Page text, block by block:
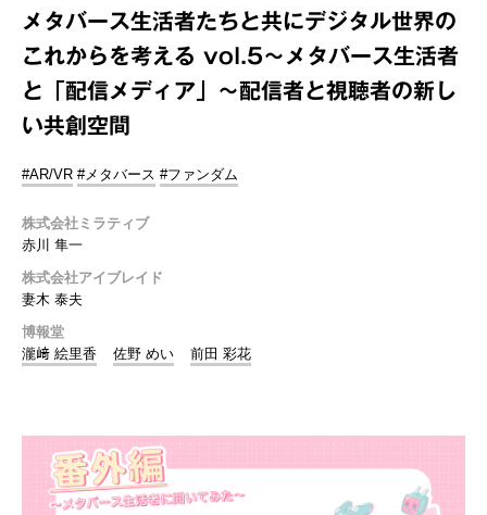
メタバース生活者たちと共にデジタル世界の
これからを考える vol.5～メタバース生活者
と「配信メディア」～配信者と視聴者の新し
い共創空間
#AR/VR #メタバース #ファンダム
株式会社ミラティブ
赤川 隼一
株式会社アイブレイド
妻木 泰夫
博報堂
瀧﨑 絵里香
佐野 めい 前田 彩花